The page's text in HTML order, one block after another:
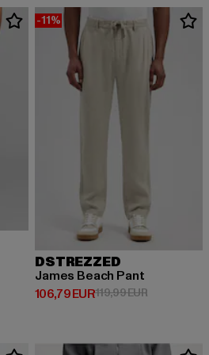
54,99 EUR
-11%
DSTREZZED
James Beach Pant
106,79 EUR
Derzeitiger Preis: 106,79 EUR
119,99 EUR